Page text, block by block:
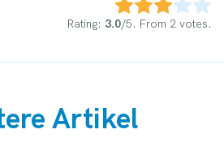
Rating: 3.0/5. From 2 votes.
Artikel